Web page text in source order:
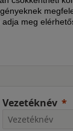
meg
Vezetéknév